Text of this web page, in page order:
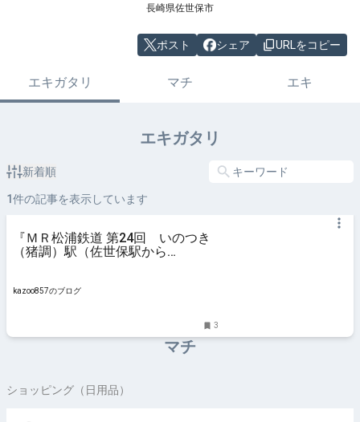
長崎県佐世保市
ポスト シェア URLをコピー
エキガタリ マチ エキ
エキガタリ
新着順
1件の記事を表示しています
『ＭＲ松浦鉄道 第24回 いのつき
（猪調）駅（佐世保駅から
kazoo857のブログ
3
マチ
ショッピング（日用品）